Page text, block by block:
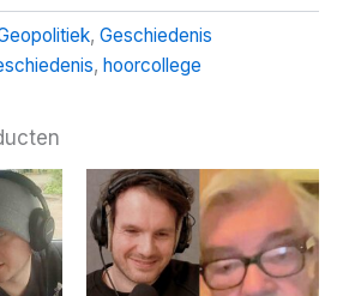
, Geschiedenis
, hoorcollege